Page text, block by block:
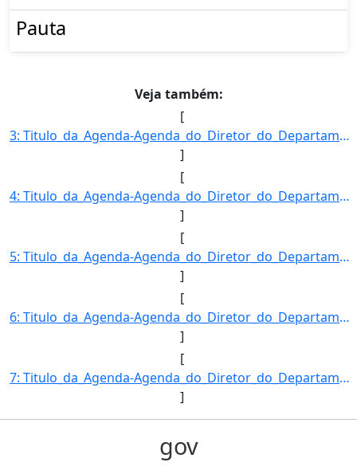
Pauta
Veja também:
[
3: Titulo_da_Agenda-Agenda_do_Diretor_do_Departamento_de_Inspecao_de_Produtos_de_Origem_Vegetal-Descric]
]
[
4: Titulo_da_Agenda-Agenda_do_Diretor_do_Departamento_de_Inspecao_de_Produtos_de_Origem_Vegetal-Descric]
]
[
5: Titulo_da_Agenda-Agenda_do_Diretor_do_Departamento_de_Inspecao_de_Produtos_de_Origem_Vegetal-Descric]
]
[
6: Titulo_da_Agenda-Agenda_do_Diretor_do_Departamento_de_Inspecao_de_Produtos_de_Origem_Vegetal-Descric]
]
[
7: Titulo_da_Agenda-Agenda_do_Diretor_do_Departamento_de_Inspecao_de_Produtos_de_Origem_Vegetal-Descric]
]
gov